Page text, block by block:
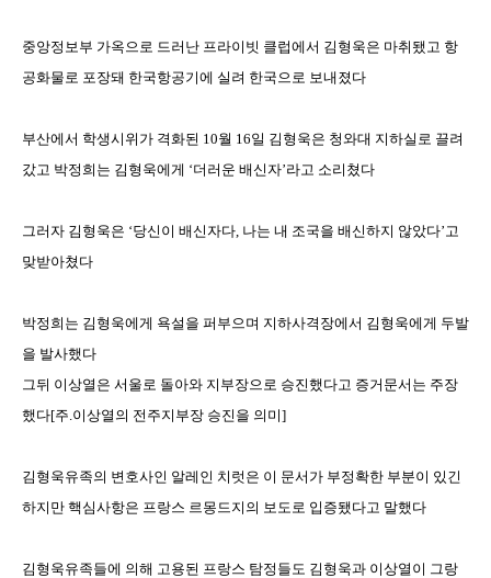
중앙정보부 가옥으로 드러난 프라이빗 클럽에서 김형욱은 마취됐고 항
공화물로 포장돼 한국항공기에 실려 한국으로 보내졌다
부산에서 학생시위가 격화된 10월 16일 김형욱은 청와대 지하실로 끌려
갔고 박정희는 김형욱에게 ‘더러운 배신자’라고 소리쳤다
그러자 김형욱은 ‘당신이 배신자다, 나는 내 조국을 배신하지 않았다’고
맞받아쳤다
박정희는 김형욱에게 욕설을 퍼부으며 지하사격장에서 김형욱에게 두발
을 발사했다
그뒤 이상열은 서울로 돌아와 지부장으로 승진했다고 증거문서는 주장
했다[주.이상열의 전주지부장 승진을 의미]
김형욱유족의 변호사인 알레인 치럿은 이 문서가 부정확한 부분이 있긴
하지만 핵심사항은 프랑스 르몽드지의 보도로 입증됐다고 말했다
김형욱유족들에 의해 고용된 프랑스 탐정들도 김형욱과 이상열이 그랑